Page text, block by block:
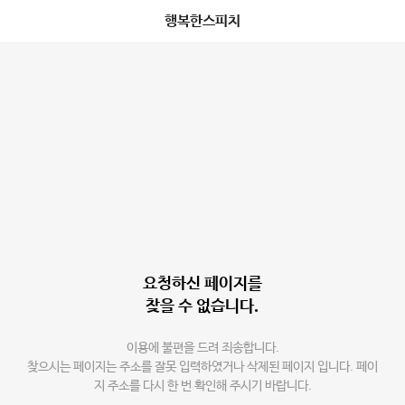
행복한스피치
요청하신 페이지를
찾을 수 없습니다.
이용에 불편을 드려 죄송합니다.
찾으시는 페이지는 주소를 잘못 입력하였거나 삭제된 페이지 입니다. 페이
지 주소를 다시 한 번 확인해 주시기 바랍니다.